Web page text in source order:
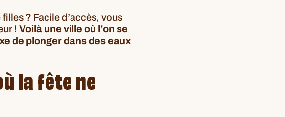
? Facile d’accès, vous
! Voilà une ville où l’on se
de plonger dans des eaux
la fête ne